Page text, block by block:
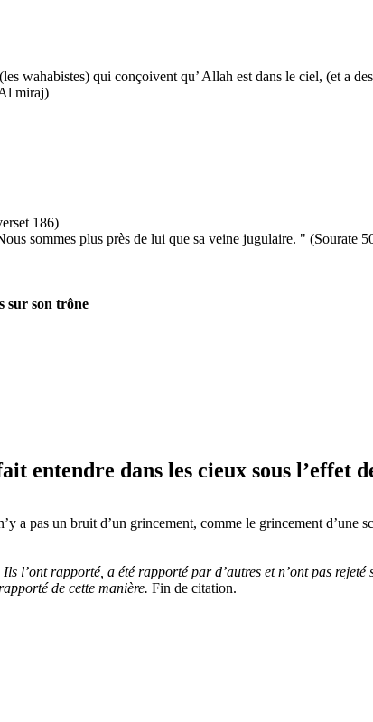
wahabistes) qui conçoivent qu’ Allah est dans le ciel, (et a
miraj)
186)
sommes plus près de lui que sa veine jugulaire. " (Sourate
sur son trône
entendre dans les cieux sous l’effet
a pas un bruit d’un grincement, comme le grincement d’une
l’ont rapporté, a été rapporté par d’autres et n’ont pas
de cette manière. Fin de citation.